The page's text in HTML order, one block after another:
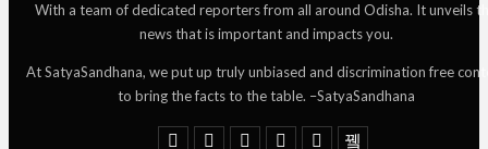
With a team of dedicated reporters from all around Odisha. It unveils
news that is important and impacts you.
At SatyaSandhana, we put up truly unbiased and discrimination free
to bring the facts to the table. –SatyaSandhana